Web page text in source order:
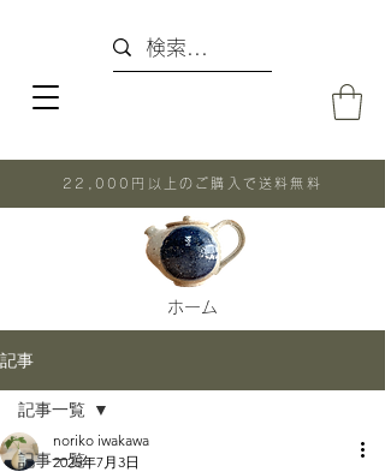
22,000円以上のご購入で送料無料
ホーム
記事
記事一覧
記事一覧
noriko iwakawa
2025年7月3日